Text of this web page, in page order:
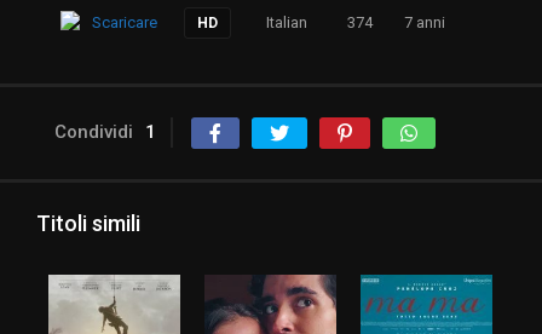
Scaricare HD Italian 374 7 anni
Condividi 1
Titoli simili